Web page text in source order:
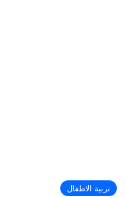
تربية الاطفال